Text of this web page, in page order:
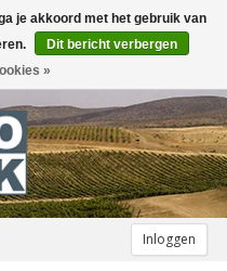
Inloggen
je akkoord met het gebruik van
Dit bericht verbergen
»